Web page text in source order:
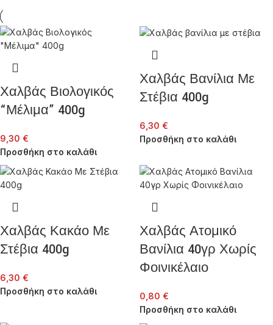
Χαλβάς Βιολογικός
“Μέλιμα” 400g
9,30 €
Προσθήκη στο καλάθι
Χαλβάς Βανίλια Με
Στέβια 400g
6,30 €
Προσθήκη στο καλάθι
Χαλβάς Κακάο Με
Στέβια 400g
6,30 €
Προσθήκη στο καλάθι
Χαλβάς Ατομικό
Βανίλια 40γρ Χωρίς
Φοινικέλαιο
0,80 €
Προσθήκη στο καλάθι